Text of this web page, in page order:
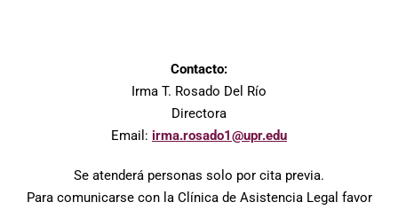
Contacto:
Irma T. Rosado Del Río
Directora
Email: irma.rosado1@upr.edu
Se atenderá personas solo por cita previa.
Para comunicarse con la Clínica de Asistencia Legal favor